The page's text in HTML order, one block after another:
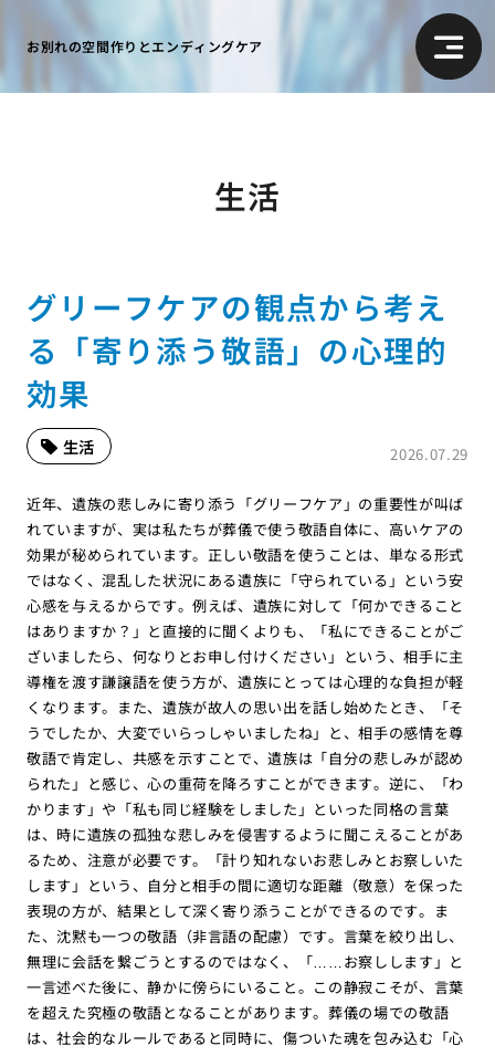
お別れの空間作りとエンディングケア
生活
グリーフケアの観点から考え
る「寄り添う敬語」の心理的
効果
2026.07.29
生活
近年、遺族の悲しみに寄り添う「グリーフケア」の重要性が叫ば
れていますが、実は私たちが葬儀で使う敬語自体に、高いケアの
効果が秘められています。正しい敬語を使うことは、単なる形式
ではなく、混乱した状況にある遺族に「守られている」という安
心感を与えるからです。例えば、遺族に対して「何かできること
はありますか？」と直接的に聞くよりも、「私にできることがご
ざいましたら、何なりとお申し付けください」という、相手に主
導権を渡す謙譲語を使う方が、遺族にとっては心理的な負担が軽
くなります。また、遺族が故人の思い出を話し始めたとき、「そ
うでしたか、大変でいらっしゃいましたね」と、相手の感情を尊
敬語で肯定し、共感を示すことで、遺族は「自分の悲しみが認め
られた」と感じ、心の重荷を降ろすことができます。逆に、「わ
かります」や「私も同じ経験をしました」といった同格の言葉
は、時に遺族の孤独な悲しみを侵害するように聞こえることがあ
るため、注意が必要です。「計り知れないお悲しみとお察しいた
します」という、自分と相手の間に適切な距離（敬意）を保った
表現の方が、結果として深く寄り添うことができるのです。ま
た、沈黙も一つの敬語（非言語の配慮）です。言葉を絞り出し、
無理に会話を繋ごうとするのではなく、「……お察しします」と
一言述べた後に、静かに傍らにいること。この静寂こそが、言葉
を超えた究極の敬語となることがあります。葬儀の場での敬語
は、社会的なルールであると同時に、傷ついた魂を包み込む「心